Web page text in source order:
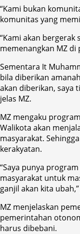
“Kami bukan
komunitas yang
“Kami akan
memenangkan MZ di
Sementara It
bila diberikan
akan diberikan, saya
jelas MZ.
MZ mengaku
Walikota akan
masyarakat.
kerakyatan.
“Saya punya
masyarakat untuk
ganjil akan kita
MZ menjelaskan
pemerintahan
harus dibebani.